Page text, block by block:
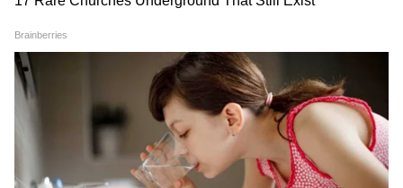
National News (नेशनल न्यूज़) - Get latest India
News (राष्ट्रीय समाचार) and breaking Hindi News
headlines from India on Asianet News Hindi.